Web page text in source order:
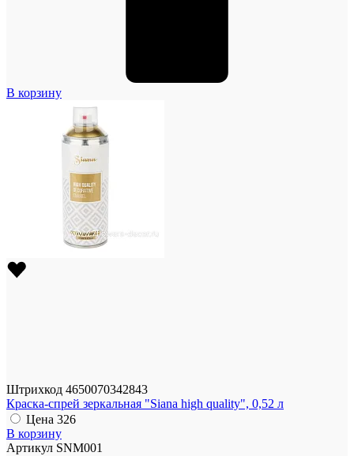
В корзину
Штрихкод 4650070342843
Краска-спрей зеркальная "Siana high quality", 0,52 л
Цена 326
В корзину
Артикул SNM001